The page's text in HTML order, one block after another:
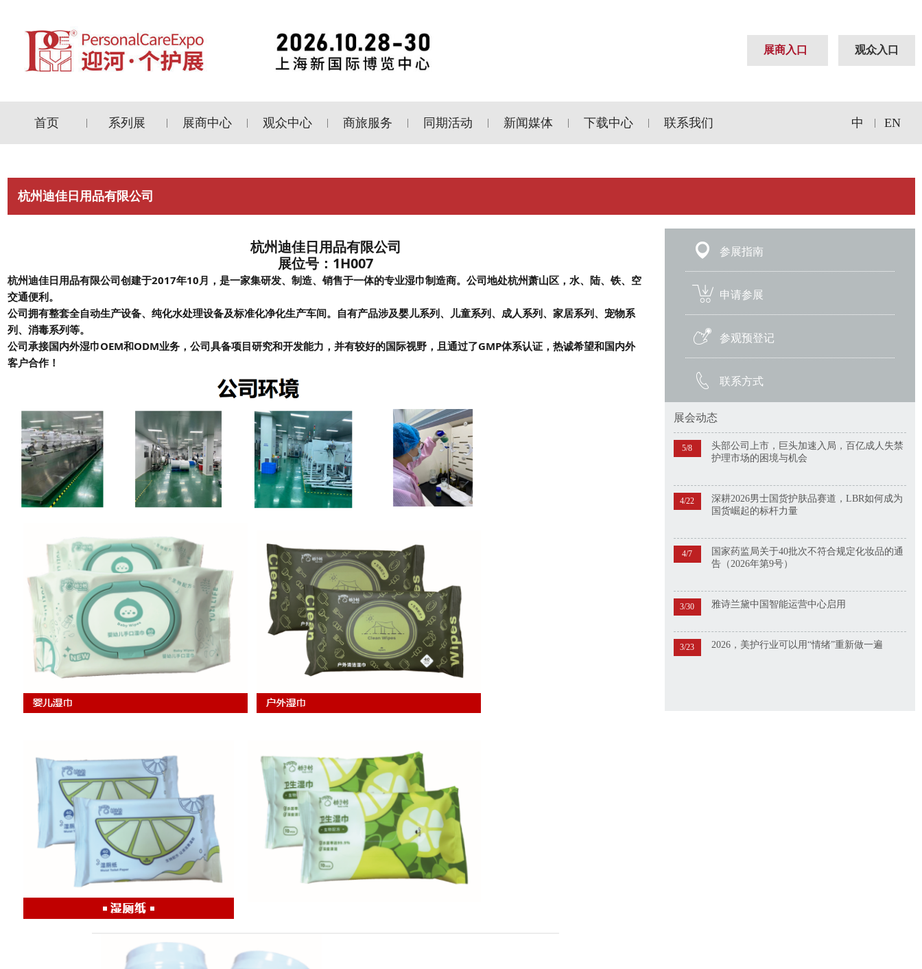
展商入口 观众入口
首页 系列展 展商中心 观众中心 商旅服务 同期活动 新闻媒体 下载中心 联系我们 中 EN
杭州迪佳日用品有限公司
杭州迪佳日用品有限公司
展位号：1H007
杭州迪佳日用品有限公司创建于2017年10月，是一家集研发、制造、销售于一体的专业湿巾制造商。公司地处杭州萧山区，水、陆、铁、空
交通便利。
公司拥有整套全自动生产设备、纯化水处理设备及标准化净化生产车间。自有产品涉及婴儿系列、儿童系列、成人系列、家居系列、宠物系
列、消毒系列等。
公司承接国内外湿巾OEM和ODM业务，公司具备项目研究和开发能力，并有较好的国际视野，且通过了GMP体系认证，热诚希望和国内外
客户合作！
参展指南
申请参展
参观预登记
联系方式
展会动态
5/8
头部公司上市，巨头加速入局，百亿成人失禁
护理市场的困境与机会
4/22
深耕2026男士国货护肤品赛道，LBR如何成为
国货崛起的标杆力量
4/7
国家药监局关于40批次不符合规定化妆品的通
告（2026年第9号）
3/30 雅诗兰黛中国智能运营中心启用
3/23 2026，美护行业可以用“情绪”重新做一遍